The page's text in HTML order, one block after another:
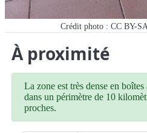
Crédit photo : CC BY-
À proximité
La zone est très dense en
dans un périmètre de 10
proches.